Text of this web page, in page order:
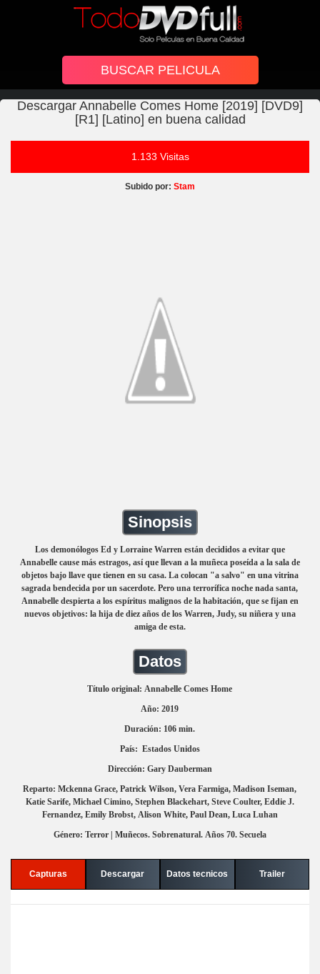
Descargar Annabelle Comes Home [2019] [DVD9]
[R1] [Latino] en buena calidad
1.133 Visitas
Subido por: Stam
Sinopsis
Los demonólogos Ed y Lorraine Warren están decididos a evitar que
Annabelle cause más estragos, así que llevan a la muñeca poseída a la sala de
objetos bajo llave que tienen en su casa. La colocan "a salvo" en una vitrina
sagrada bendecida por un sacerdote. Pero una terrorífica noche nada santa,
Annabelle despierta a los espíritus malignos de la habitación, que se fijan en
nuevos objetivos: la hija de diez años de los Warren, Judy, su niñera y una
amiga de esta.
Datos
Título original: Annabelle Comes Home
Año: 2019
Duración: 106 min.
País: Estados Unidos
Dirección: Gary Dauberman
Reparto: Mckenna Grace, Patrick Wilson, Vera Farmiga, Madison Iseman,
Katie Sarife, Michael Cimino, Stephen Blackehart, Steve Coulter, Eddie J.
Fernandez, Emily Brobst, Alison White, Paul Dean, Luca Luhan
Género: Terror | Muñecos. Sobrenatural. Años 70. Secuela
Capturas Descargar Datos tecnicos Trailer